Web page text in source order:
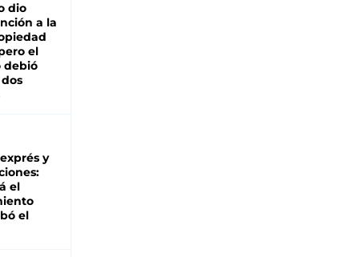
dio
a la
el
debió
y
el
el